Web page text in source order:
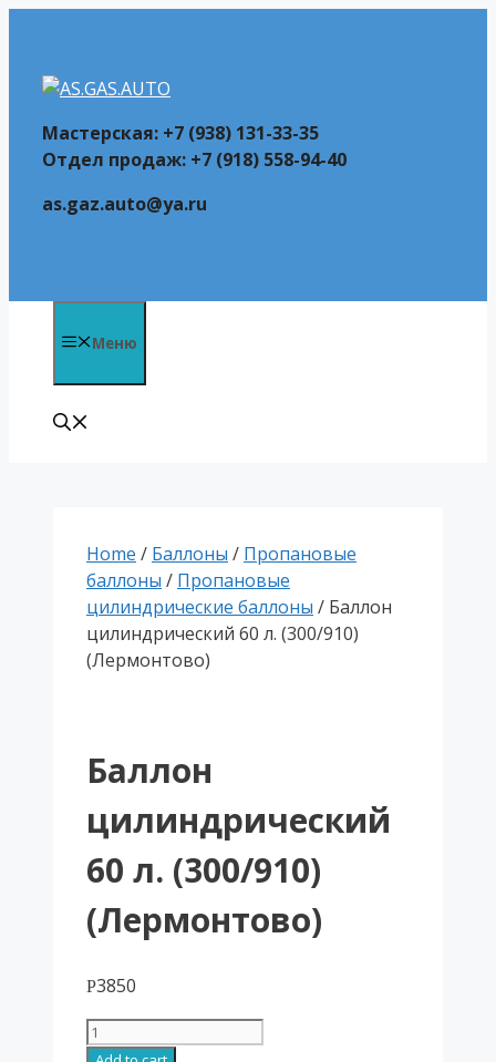
содержимому
Мастерская: +7 (938) 131-33-35
Отдел продаж: +7 (918) 558-94-40
as.gaz.auto@ya.ru
Меню
Home / Баллоны / Пропановые
баллоны / Пропановые
цилиндрические баллоны / Баллон
цилиндрический 60 л. (300/910)
(Лермонтово)
Баллон
цилиндрический
60 л. (300/910)
(Лермонтово)
Р3850
Баллон
цилиндрический